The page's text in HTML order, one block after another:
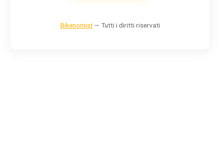
Bikenomist— Tutti i diritti riservati